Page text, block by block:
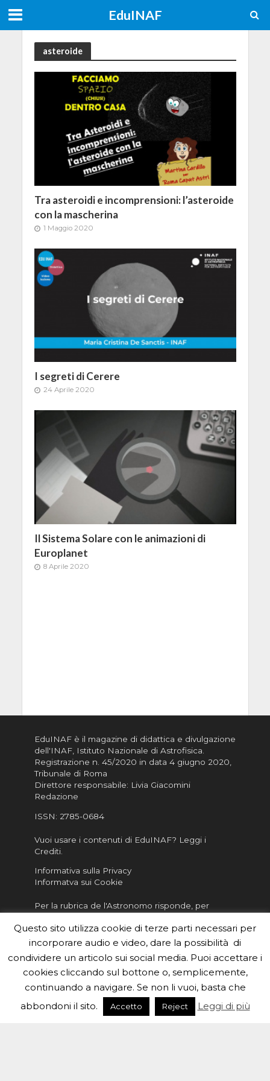
EduINAF
asteroide
Tra asteroidi e incomprensioni: l’asteroide
con la mascherina
1 Maggio 2020
I segreti di Cerere
24 Aprile 2020
Il Sistema Solare con le animazioni di
Europlanet
8 Aprile 2020
EduINAF è il magazine di didattica e divulgazione
dell'INAF, Istituto Nazionale di Astrofisica.
Registrazione n. 45/2020 in data 4 giugno 2020,
Tribunale di Roma
Direttore responsabile: Livia Giacomini
Redazione
ISSN: 2785-0684
Vuoi usare i contenuti di EduINAF? Leggi i
Crediti.
Informativa sulla Privacy
Informatva sui Cookie
Per la rubrica de l'Astronomo risponde, per
redazione.edu [chiocciola] inaf.it oppurecompila
il form
Sei un insegnante? Scarica la nostrabrochureda
distribuire nella tua scuola e…
Questo sito utilizza cookie di terze parti necessari per
incorporare audio e video, dare la possibilità di
condividere un articolo sui social media. Puoi accettare i
cookies cliccando sul bottone o, semplicemente,
continuando a navigare. Se non li vuoi, basta che
abbondoni il sito.
Accetto Reject Leggi di più